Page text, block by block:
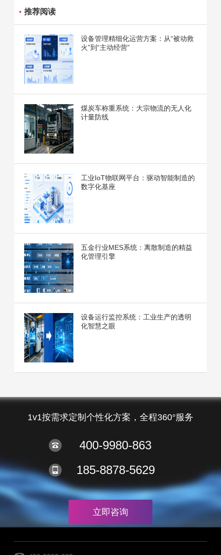
推荐阅读
设备管理精细化运营方案：从“被动救
火”到“主动经营”
煤炭车称重系统：大宗物流的无人化
计量防线
工业IoT物联网平台：驱动智能制造的
数字化基座
五金行业MES系统：离散制造的精益
化管理引擎
设备运行监控系统：工业生产的透明
化智慧之眼
1v1按需求定制个性化方案，全程360°服务
400-9980-863
185-8878-5629
立即咨询